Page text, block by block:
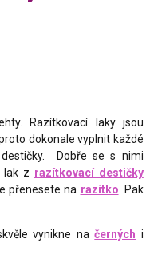
Razítkovací laky jsou
dokonale vyplnit každé
Dobře se s nimi
lak z razítkovací destičky
přenesete na razítko . Pak
vynikne načerných i